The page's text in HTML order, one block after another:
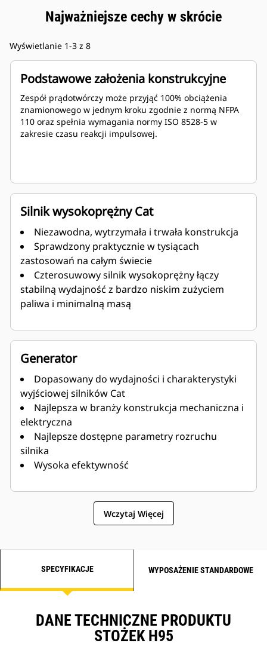
Najważniejsze cechy w skrócie
Wyświetlanie 1-3 z 8
Podstawowe założenia konstrukcyjne
Zespół prądotwórczy może przyjąć 100% obciążenia
znamionowego w jednym kroku zgodnie z normą NFPA
110 oraz spełnia wymagania normy ISO 8528-5 w
zakresie czasu reakcji impulsowej.
Silnik wysokoprężny Cat
Niezawodna, wytrzymała i trwała konstrukcja
Sprawdzony praktycznie w tysiącach
zastosowań na całym świecie
Czterosuwowy silnik wysokoprężny łączy
stabilną wydajność z bardzo niskim zużyciem
paliwa i minimalną masą
Generator
Dopasowany do wydajności i charakterystyki
wyjściowej silników Cat
Najlepsza w branży konstrukcja mechaniczna i
elektryczna
Najlepsze dostępne parametry rozruchu
silnika
Wysoka efektywność
Wczytaj Więcej
SPECYFIKACJE WYPOSAŻENIE STANDARDOWE
DANE TECHNICZNE PRODUKTU
STOŻEK H95